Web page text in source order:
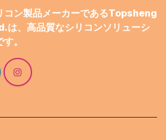
コン製品メーカーであるTopsheng
、高品質なシリコンソリューシ
。